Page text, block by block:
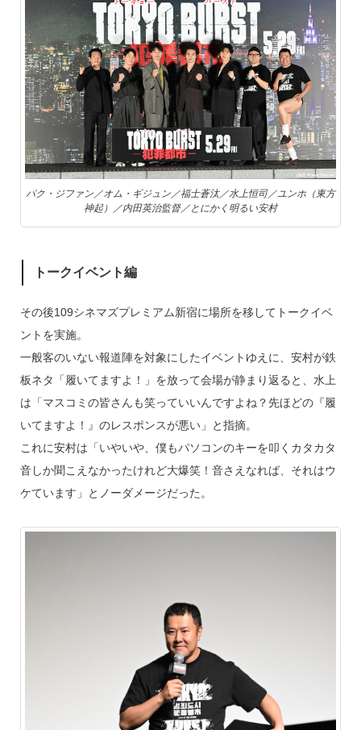
パク・ジファン／オム・ギジュン／福士蒼汰／水上恒司／ユンホ（東方
神起）／内田英治監督／とにかく明るい安村
トークイベント編
その後109シネマズプレミアム新宿に場所を移してトークイベ
ントを実施。
一般客のいない報道陣を対象にしたイベントゆえに、安村が鉄
板ネタ「履いてますよ！」を放って会場が静まり返ると、水上
は「マスコミの皆さんも笑っていいんですよね？先ほどの『履
いてますよ！』のレスポンスが悪い」と指摘。
これに安村は「いやいや、僕もパソコンのキーを叩くカタカタ
音しか聞こえなかったけれど大爆笑！音さえなれば、それはウ
ケています」とノーダメージだった。